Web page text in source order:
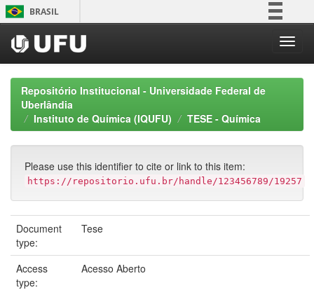
Skip
navigation
BRASIL
Participe
Acesso à informação
Legislação
Repositório Institucional - Universidade Federal de
Uberlândia
Instituto de Química (IQUFU)
TESE - Química
Please use this identifier to cite or link to this item:
https://repositorio.ufu.br/handle/123456789/19257
Document
type:
Tese
Access
type:
Acesso Aberto